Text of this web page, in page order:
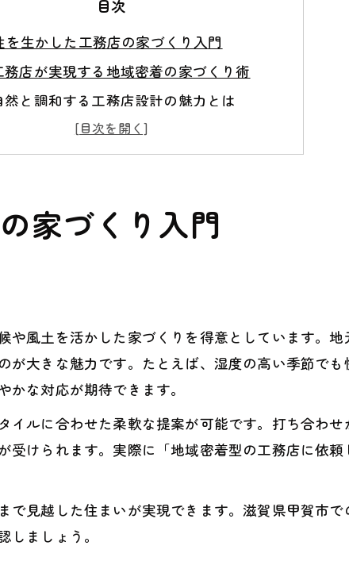
目次
を生かした工務店の家づくり入門
務店が実現する地域密着の家づくり術
然と調和する工務店設計の魅力とは
地元工務店選びに役立つ基礎知識を解説
務店とハウスメーカーの違いを知ろう
能エネルギーに強い工務店活用術
生可能エネルギー住宅のメリットとは
賀市で工務店が叶えるエコな暮らし方
で快適に暮らす省エネ住宅の提案
務店が叶える甲賀市の快適省エネ住宅
域工務店による断熱性重視の住まいづくり
エネと快適性を両立する工務店選び
務店が提案する甲賀市の暮らしやすさ
家づくり入門
風土を活かした家づくりを得意としています。
大きな魅力です。たとえば、湿度の高い季節で
な対応が期待できます。
イルに合わせた柔軟な提案が可能です。打ち合わ
けられます。実際に「地域密着型の工務店に依
見越した住まいが実現できます。滋賀県甲賀市
ましょう。